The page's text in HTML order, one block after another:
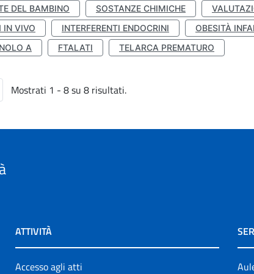
DEL BAMBINO
SOSTANZE CHIMICHE
IN VIVO
INTERFERENTI ENDOCRINI OBESITÀ
A
FTALATI TELARCA PREMATURO
Mostrati 1 - 8 su 8 risultati.
ATTIVITÀ
Accesso agli atti